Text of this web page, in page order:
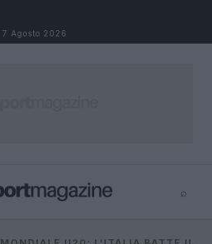
7 Agosto 2026
⌕
⌕ ×